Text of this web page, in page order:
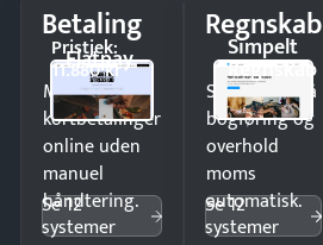
Betaling
Flatpay
Pristjek:
11.880 kr
Modtag
kortbetalinger
online uden
manuel
håndtering.
Se 12
systemer
Regnskab
Simpelt
Regnskab
Spar timer på
bogføring og
overhold
moms
automatisk.
Se 12
systemer